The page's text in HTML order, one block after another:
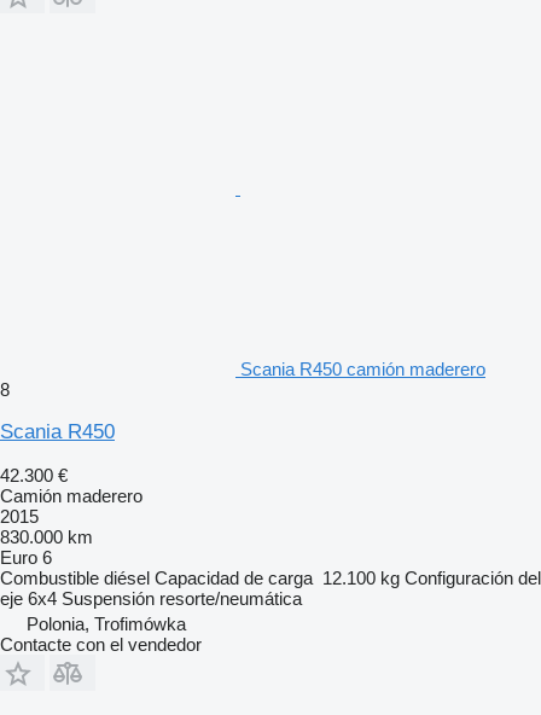
Scania R450 camión maderero
8
Scania R450
42.300 €
Camión maderero
2015
830.000 km
Euro 6
Combustible diésel Capacidad de carga 12.100 kg Configuración del
eje 6x4 Suspensión resorte/neumática
Polonia, Trofimówka
Contacte con el vendedor